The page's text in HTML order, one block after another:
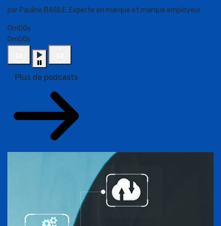
par Pauline BASILE, Experte en marque et marque employeur
0m00s
0m00s
Plus de podcasts